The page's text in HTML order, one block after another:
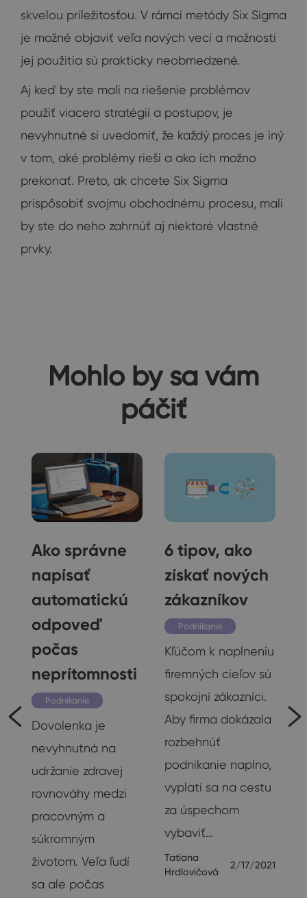
skvelou príležitosťou. V rámci metódy Six Sigma
je možné objaviť veľa nových vecí a možnosti
jej použitia sú prakticky neobmedzené.
Aj keď by ste mali na riešenie problémov
použiť viacero stratégií a postupov, je
nevyhnutné si uvedomiť, že každý proces je iný
v tom, aké problémy rieši a ako ich možno
prekonať. Preto, ak chcete Six Sigma
prispôsobiť svojmu obchodnému procesu, mali
by ste do neho zahrnúť aj niektoré vlastné
prvky.
Mohlo by sa vám
páčiť
Ako správne
napísať
automatickú
odpoveď
počas
neprítomnosti
Podnikanie
Dovolenka je
nevyhnutná na
udržanie zdravej
rovnováhy medzi
pracovným a
súkromným
životom. Veľa ľudí
sa ale počas
6 tipov, ako
získať nových
zákazníkov
Podnikanie
Kľúčom k naplneniu
firemných cieľov sú
spokojní zákazníci.
Aby firma dokázala
rozbehnúť
podnikanie naplno,
vyplatí sa na cestu
za úspechom
vybaviť…
Tatiana
Hrdlovičová
2/17/2021